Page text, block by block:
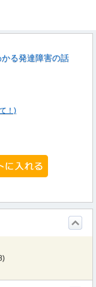
る発達障害の話
！)
)